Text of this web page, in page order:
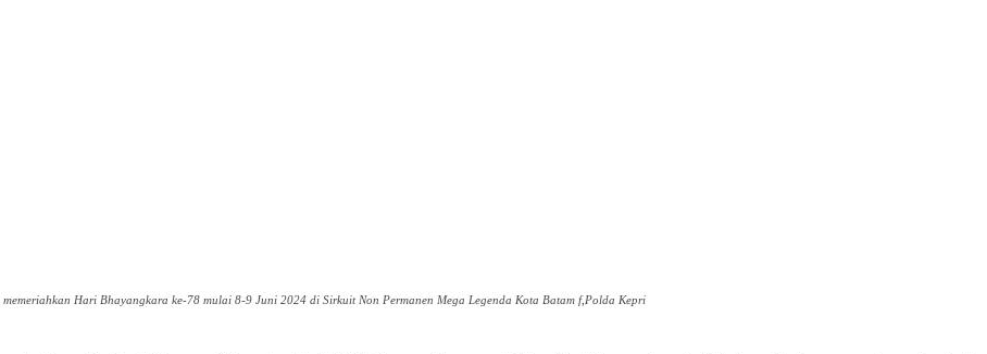
Hari Bhayangkara ke-78 mulai 8-9 Juni 2024 di Sirkuit Non Permanen Mega Legenda Kota Batam f,Polda Kepri